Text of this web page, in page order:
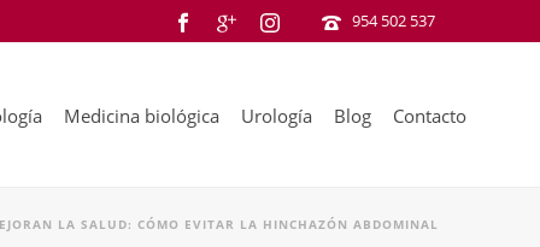
954 502 537
Medicina biológica Urología Blog Contacto
LA SALUD: CÓMO EVITAR LA HINCHAZÓN ABDOMINAL